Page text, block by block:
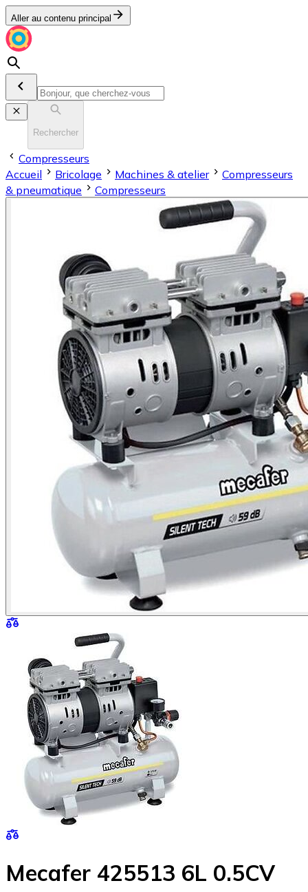
Aller au contenu principal
Rechercher
Compresseurs
Accueil
Bricolage Machines & atelier
Compresseurs
& pneumatique
Compresseurs
Mecafer 425513 6L 0.5CV